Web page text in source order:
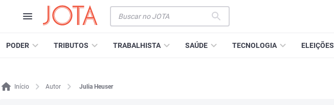
PODER TRIBUTOS TRABALHISTA SAÚDE TECNOLOGIA ELEIÇÕES
Início Autor Julia Heuser